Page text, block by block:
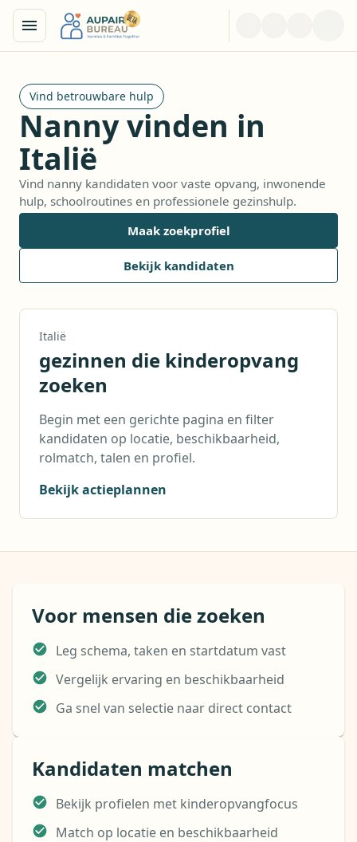
Vind betrouwbare hulp
Nanny vinden in
Italië
Vind nanny kandidaten voor vaste opvang, inwonende
hulp, schoolroutines en professionele gezinshulp.
Maak zoekprofiel
Bekijk kandidaten
Italië
gezinnen die kinderopvang
zoeken
Begin met een gerichte pagina en filter
kandidaten op locatie, beschikbaarheid,
rolmatch, talen en profiel.
Bekijk actieplannen
Voor mensen die zoeken
Leg schema, taken en startdatum vast
Vergelijk ervaring en beschikbaarheid
Ga snel van selectie naar direct contact
Kandidaten matchen
Bekijk profielen met kinderopvangfocus
Match op locatie en beschikbaarheid